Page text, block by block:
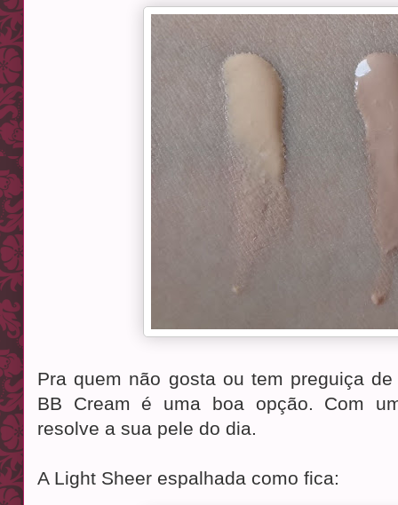
Pra quem não gosta ou tem preguiça
BB Cream é uma boa opção. Com
resolve a sua pele do dia.
A Light Sheer espalhada como fica: